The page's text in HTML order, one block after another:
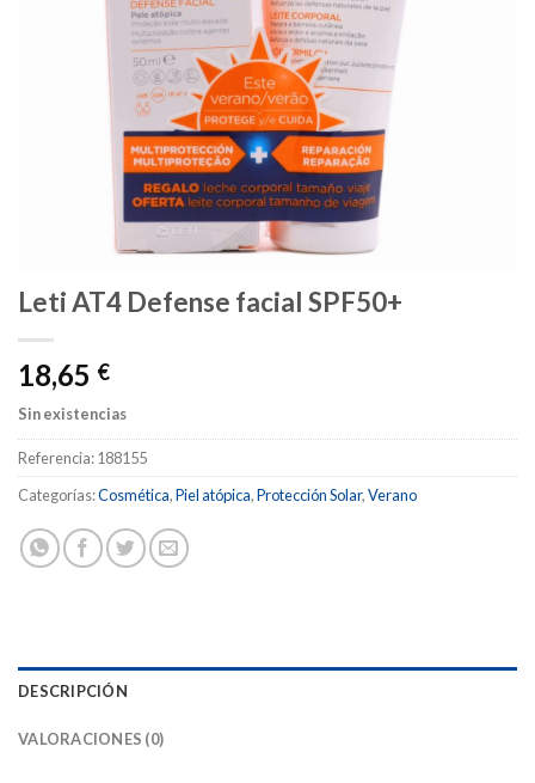
Leti AT4 Defense facial SPF50+
18,65 €
Sin existencias
Referencia:188155
Categorías:Cosmética,Piel atópica,Protección Solar,Verano
DESCRIPCIÓN
VALORACIONES (0)